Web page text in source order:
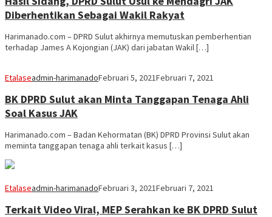
Diberhentikan Sebagai Wakil Rakyat
Harimanado.com – DPRD Sulut akhirnya memutuskan pemberhentian
terhadap James A Kojongian (JAK) dari jabatan Wakil […]
Etalaseadmin-harimanadoFebruari 5, 2021Februari 7, 2021
BK DPRD Sulut akan Minta Tanggapan Tenaga Ahli
Soal Kasus JAK
Harimanado.com – Badan Kehormatan (BK) DPRD Provinsi Sulut akan
meminta tanggapan tenaga ahli terkait kasus […]
Etalaseadmin-harimanadoFebruari 3, 2021Februari 7, 2021
Terkait Video Viral, MEP Serahkan ke BK DPRD Sulut